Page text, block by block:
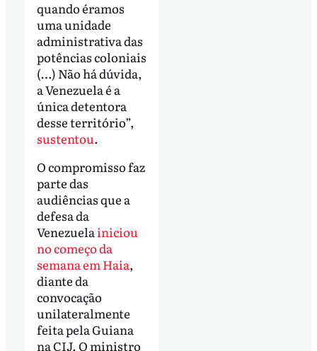
quando éramos
uma unidade
administrativa das
potências coloniais
(…) Não há dúvida,
a Venezuela é a
única detentora
desse território”,
sustentou.
O compromisso faz
parte das
audiências que a
defesa da
Venezuela iniciou
no começo da
semana em Haia,
diante da
convocação
unilateralmente
feita pela Guiana
na CIJ. O ministro